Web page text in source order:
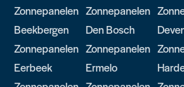
Zonnepanelen
Beekbergen
Zonnepanelen
Den Bosch
Zonnepanelen
Eerbeek
Zonnepanelen
Ermelo